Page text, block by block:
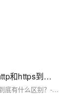
HTTP 与 HTTPS 协议及 SSL 证书解析-http和https到底有什么区别？-优雅草卓伊凡
HTTP 与 HTTPS 协议及 SSL 证书解析-http和https到底有什么区别？-优雅草卓伊凡